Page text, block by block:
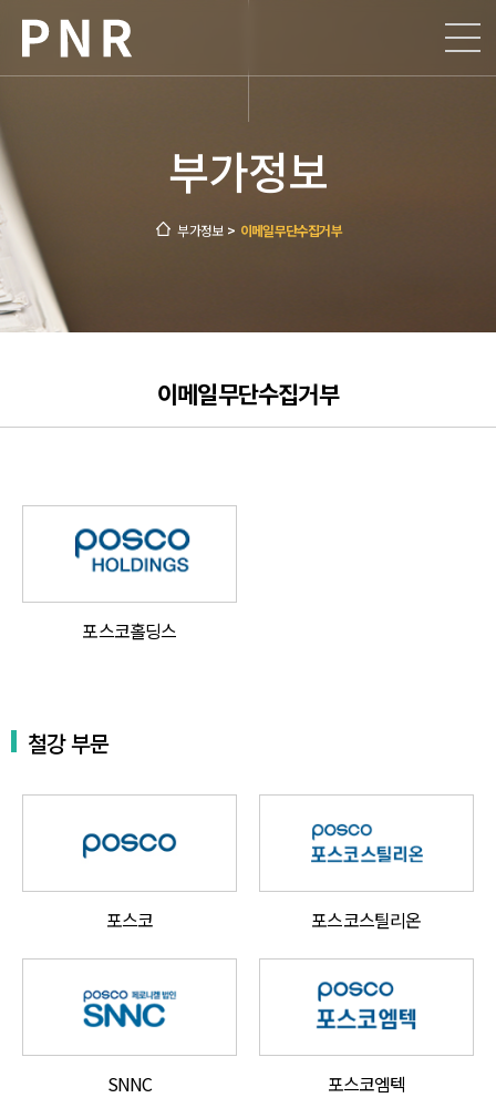
연혁
찾아오시는 길
제품안내
윤리경영
공정거래
신고 센터
인재채용
채용절차
복리후생 제도
지속가능경영
지속가능경영 활동
구매관리시스템
부가정보
부가정보 > 이메일무단수집거부
이메일무단수집거부
포스코홀딩스
철강 부문
포스코 포스코스틸리온
SNNC 포스코엠텍